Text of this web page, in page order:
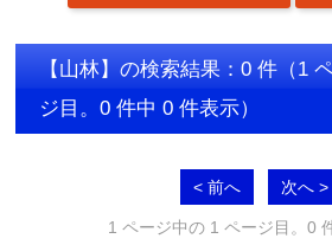
【山林】の検索結果：0 件 （1
ジ目。0 件中 0 件表示）
< 前へ 次へ >
1 ページ中の 1 ページ目。0